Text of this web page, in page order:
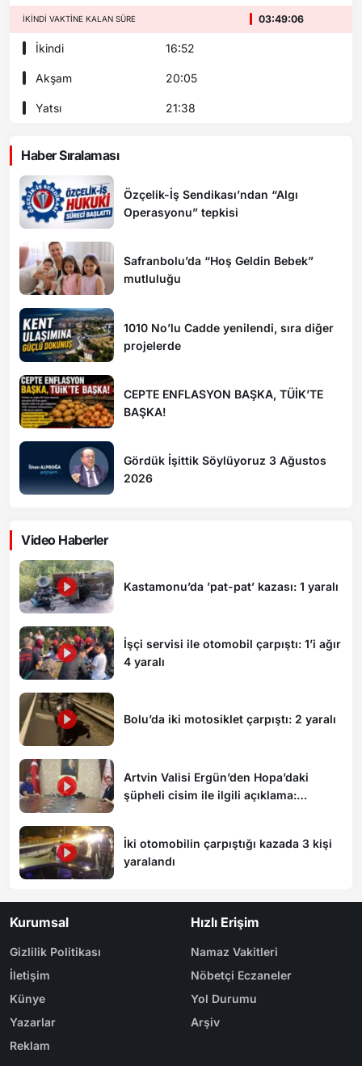
İKINDI VAKTINE KALAN SÜRE 03:49:04
İkindi 16:52
Akşam 20:05
Yatsı 21:38
Haber Sıralaması
Özçelik-İş Sendikası’ndan “Algı
Operasyonu” tepkisi
Safranbolu’da “Hoş Geldin Bebek”
mutluluğu
1010 No’lu Cadde yenilendi, sıra diğer
projelerde
CEPTE ENFLASYON BAŞKA, TÜİK’TE
BAŞKA!
Gördük İşittik Söylüyoruz 3 Ağustos
2026
Video Haberler
Kastamonu’da ’pat-pat’ kazası: 1 yaralı
İşçi servisi ile otomobil çarpıştı: 1’i ağır
4 yaralı
Bolu’da iki motosiklet çarpıştı: 2 yaralı
Artvin Valisi Ergün’den Hopa’daki
şüpheli cisim ile ilgili açıklama:
İki otomobilin çarpıştığı kazada 3 kişi
yaralandı
Kurumsal
Gizlilik Politikası
İletişim
Künye
Yazarlar
Reklam
Hızlı Erişim
Namaz Vakitleri
Nöbetçi Eczaneler
Yol Durumu
Arşiv